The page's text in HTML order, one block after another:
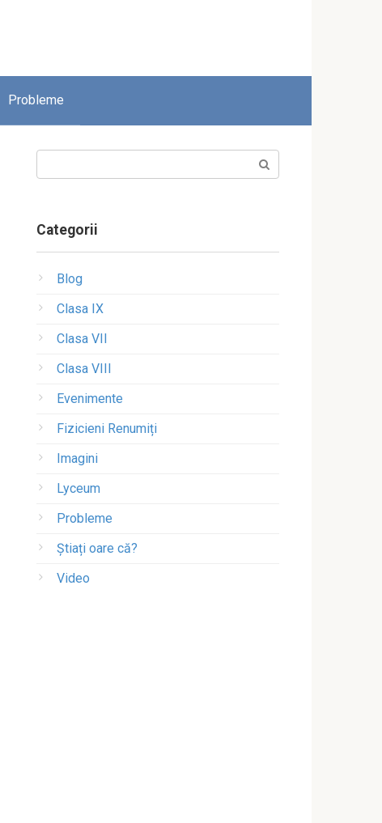
Probleme
Categorii
Blog
Clasa IX
Clasa VII
Clasa VIII
Evenimente
Fizicieni Renumiți
Imagini
Lyceum
Probleme
Știați oare că?
Video